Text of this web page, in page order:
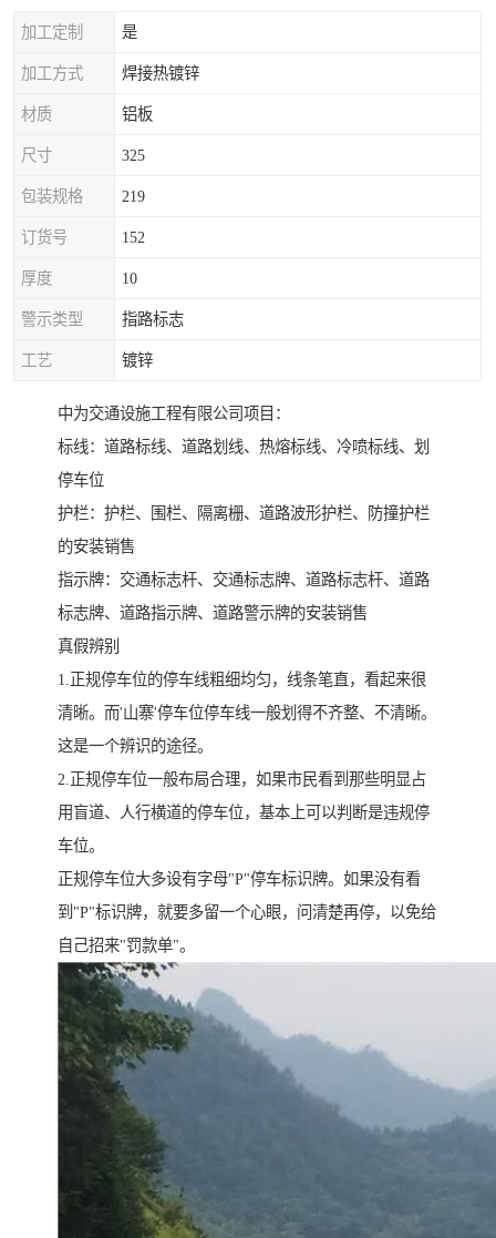
加工定制 是
加工方式 焊接热镀锌
材质 铝板
尺寸 325
包装规格 219
订货号 152
厚度 10
警示类型 指路标志
工艺 镀锌
中为交通设施工程有限公司项目：
标线：道路标线、道路划线、热熔标线、冷喷标线、划
停车位
护栏：护栏、围栏、隔离栅、道路波形护栏、防撞护栏
的安装销售
指示牌：交通标志杆、交通标志牌、道路标志杆、道路
标志牌、道路指示牌、道路警示牌的安装销售
真假辨别
1.正规停车位的停车线粗细均匀，线条笔直，看起来很
清晰。而'山寨'停车位停车线一般划得不齐整、不清晰。
这是一个辨识的途径。
2.正规停车位一般布局合理，如果市民看到那些明显占
用盲道、人行横道的停车位，基本上可以判断是违规停
车位。
正规停车位大多设有字母"P"停车标识牌。如果没有看
到"P"标识牌，就要多留一个心眼，问清楚再停，以免给
自己招来"罚款单"。